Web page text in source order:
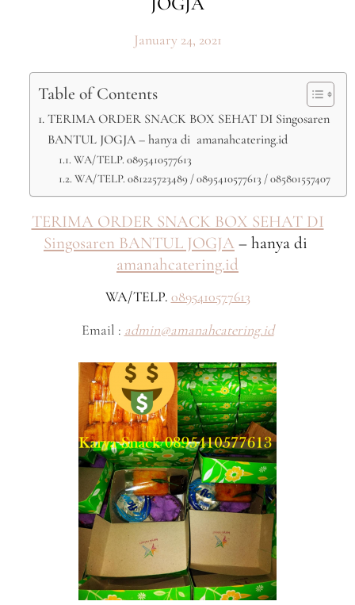
January 24, 2021
Table of Contents
TERIMA ORDER SNACK BOX SEHAT DI Singosaren
BANTUL JOGJA – hanya di amanahcatering.id
WA/TELP. 0895410577613
WA/TELP. 081225723489 / 0895410577613 / 085801557407
TERIMA ORDER SNACK BOX SEHAT DI
Singosaren BANTUL JOGJA – hanya di
amanahcatering.id
WA/TELP. 0895410577613
Email : admin@amanahcatering.id